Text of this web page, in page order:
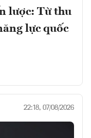
lược: Từ thu
lực quốc
22:18, 07/08/2026